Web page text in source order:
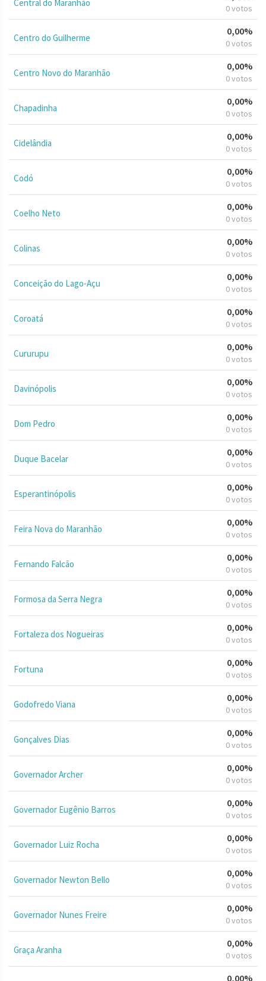
Central do Maranhão 0 votos
Centro do Guilherme
0,00%
0 votos
Centro Novo do Maranhão
0,00%
0 votos
Chapadinha
0,00%
0 votos
Cidelândia
0,00%
0 votos
Codó
0,00%
0 votos
Coelho Neto
0,00%
0 votos
Colinas
0,00%
0 votos
Conceição do Lago-Açu
0,00%
0 votos
Coroatá
0,00%
0 votos
Cururupu
0,00%
0 votos
Davinópolis
0,00%
0 votos
Dom Pedro
0,00%
0 votos
Duque Bacelar
0,00%
0 votos
Esperantinópolis
0,00%
0 votos
Feira Nova do Maranhão
0,00%
0 votos
Fernando Falcão
0,00%
0 votos
Formosa da Serra Negra
0,00%
0 votos
Fortaleza dos Nogueiras
0,00%
0 votos
Fortuna
0,00%
0 votos
Godofredo Viana
0,00%
0 votos
Gonçalves Dias
0,00%
0 votos
Governador Archer
0,00%
0 votos
Governador Eugênio Barros
0,00%
0 votos
Governador Luiz Rocha
0,00%
0 votos
Governador Newton Bello
0,00%
0 votos
Governador Nunes Freire
0,00%
0 votos
Graça Aranha
0,00%
0 votos
0,00%